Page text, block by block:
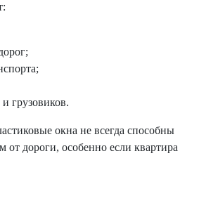
грузовиков.
окна не всегда способны
от дороги, особенно если квартира